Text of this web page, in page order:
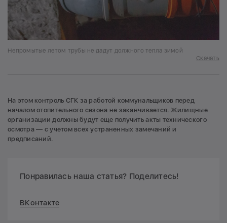
Непромытые летом трубы не дадут должного тепла зимой
Скачать
На этом контроль СГК за работой коммунальщиков перед
началом отопительного сезона не заканчивается. Жилищные
организации должны будут еще получить акты технического
осмотра — с учетом всех устраненных замечаний и
предписаний.
Понравилась наша статья? Поделитесь!
ВКонтакте